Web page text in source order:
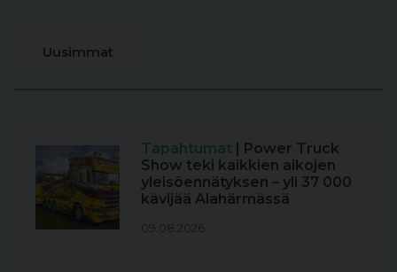
Uusimmat
Tapahtumat | Power Truck
Show teki kaikkien aikojen
yleisöennätyksen – yli 37 000
kävijää Alahärmässä
09.08.2026